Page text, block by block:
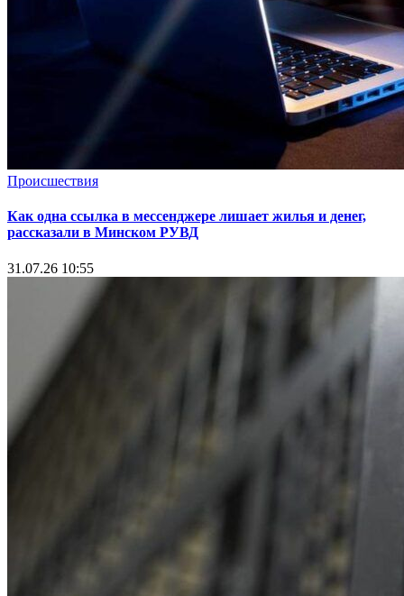
Происшествия
Как одна ссылка в мессенджере лишает жилья и денег,
рассказали в Минском РУВД
31.07.26 10:55